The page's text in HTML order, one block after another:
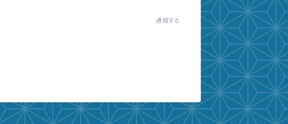
通報する